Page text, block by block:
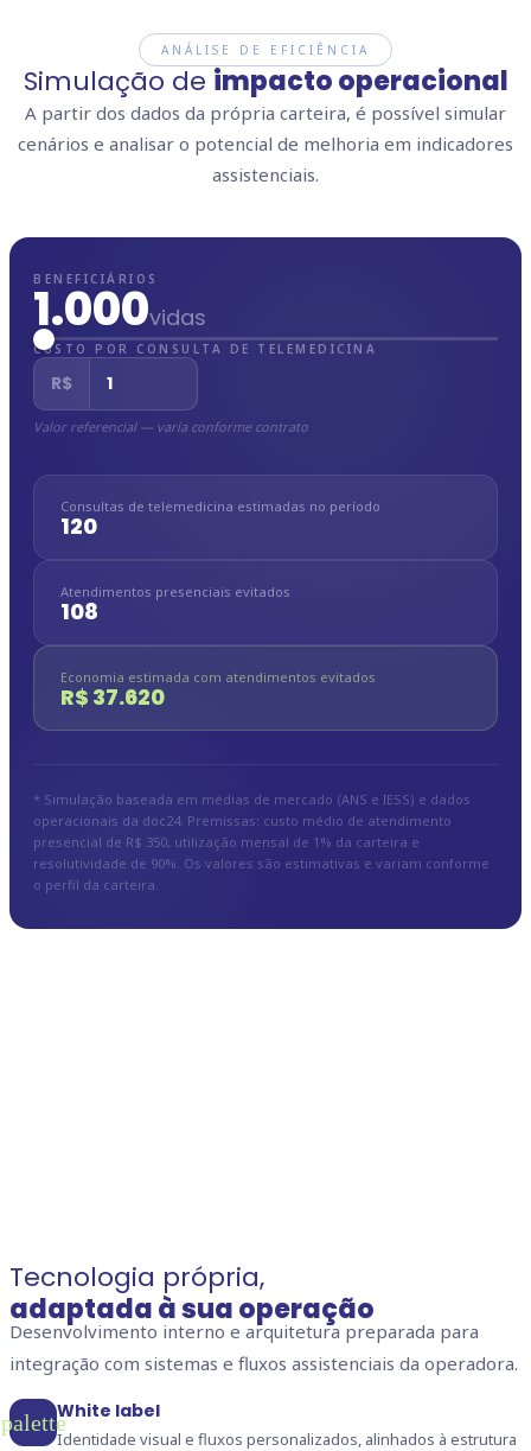
ANÁLISE DE EFICIÊNCIA
Simulação de impacto operacional
A partir dos dados da própria carteira, é possível simular
cenários e analisar o potencial de melhoria em indicadores
assistenciais.
BENEFICIÁRIOS
1.000vidas
CUSTO POR CONSULTA DE TELEMEDICINA
R$
Valor referencial — varia conforme contrato
Consultas de telemedicina estimadas no período
120
Atendimentos presenciais evitados
108
Economia estimada com atendimentos evitados
R$ 37.620
* Simulação baseada em médias de mercado (ANS e IESS) e dados
operacionais da doc24. Premissas: custo médio de atendimento
presencial de R$ 350, utilização mensal de 1% da carteira e
resolutividade de 90%. Os valores são estimativas e variam conforme
o perfil da carteira.
Tecnologia própria,
adaptada à sua operação
Desenvolvimento interno e arquitetura preparada para
integração com sistemas e fluxos assistenciais da operadora.
paletteWhite label
Identidade visual e fluxos personalizados, alinhados à estrutura